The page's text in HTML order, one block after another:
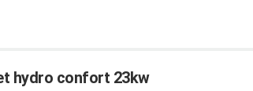
hydro confort 23kw